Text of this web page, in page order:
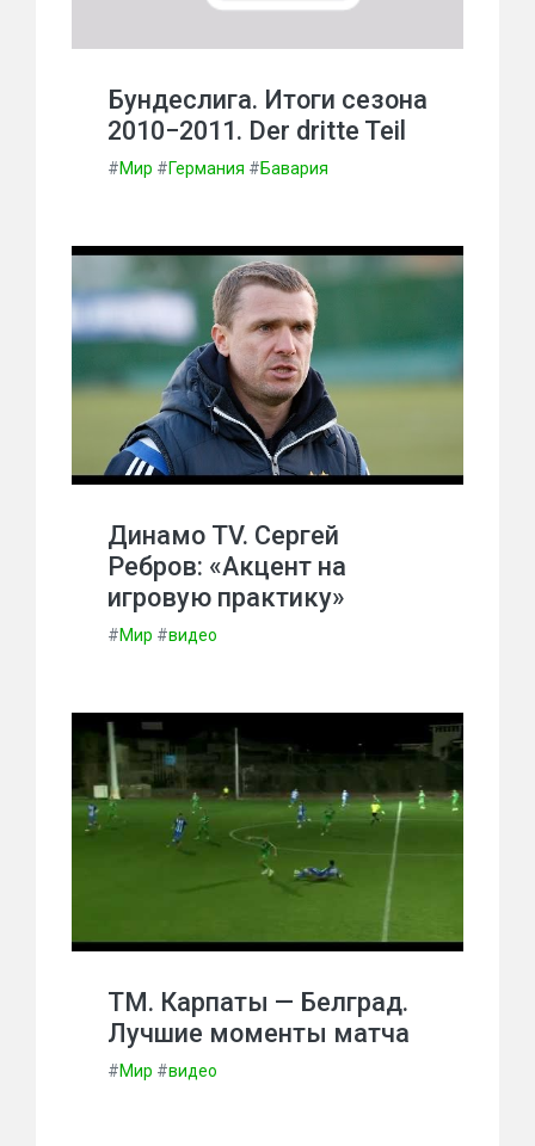
Бундеслига. Итоги сезона
2010−2011. Der dritte Teil
#Мир #Германия #Бавария
Динамо TV. Сергей
Ребров: «Акцент на
игровую практику»
#Мир #видео
ТМ. Карпаты — Белград.
Лучшие моменты матча
#Мир #видео